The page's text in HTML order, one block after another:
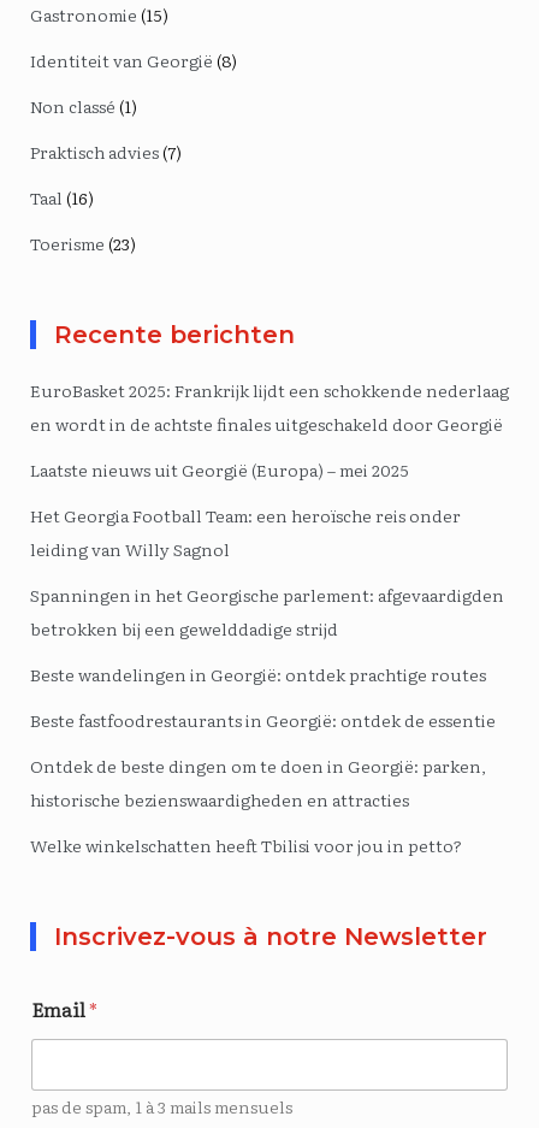
Gastronomie (15)
Identiteit van Georgië (8)
Non classé (1)
Praktisch advies(7)
Taal (16)
Toerisme (23)
Recente berichten
EuroBasket 2025: Frankrijk lijdt een schokkende nederlaag
en wordt in de achtste finales uitgeschakeld door Georgië
Laatste nieuws uit Georgië (Europa) – mei 2025
Het Georgia Football Team: een heroïsche reis onder
leiding van Willy Sagnol
Spanningen in het Georgische parlement: afgevaardigden
betrokken bij een gewelddadige strijd
Beste wandelingen in Georgië: ontdek prachtige routes
Beste fastfoodrestaurants in Georgië: ontdek de essentie
Ontdek de beste dingen om te doen in Georgië: parken,
historische bezienswaardigheden en attracties
Welke winkelschatten heeft Tbilisi voor jou in petto?
Inscrivez-vous à notre Newsletter
Email*
pas de spam, 1 à 3 mails mensuels